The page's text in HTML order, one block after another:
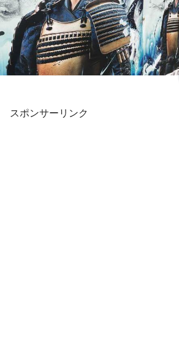
スポンサーリンク